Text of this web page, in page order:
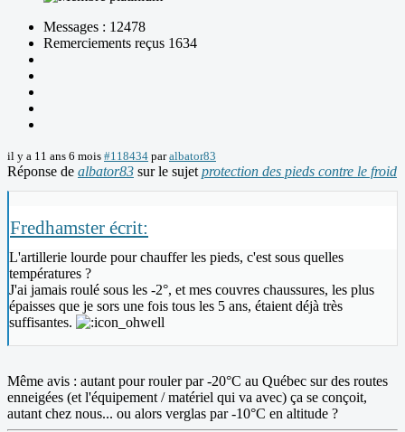
Messages : 12478
Remerciements reçus 1634
il y a 11 ans 6 mois #118434 paralbator83
Réponse de albator83 sur le sujet protection des pieds contre le froid
Fredhamster écrit:
L'artillerie lourde pour chauffer les pieds, c'est sous quelles
températures ?
J'ai jamais roulé sous les -2°, et mes couvres chaussures, les plus
épaisses que je sors une fois tous les 5 ans, étaient déjà très
suffisantes.
Même avis : autant pour rouler par -20°C au Québec sur des routes
enneigées (et l'équipement / matériel qui va avec) ça se conçoit,
autant chez nous... ou alors verglas par -10°C en altitude ?